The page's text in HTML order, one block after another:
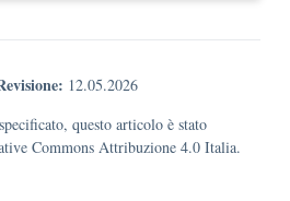
12.05.2026
questo articolo è stato
Commons Attribuzione 4.0 Italia.